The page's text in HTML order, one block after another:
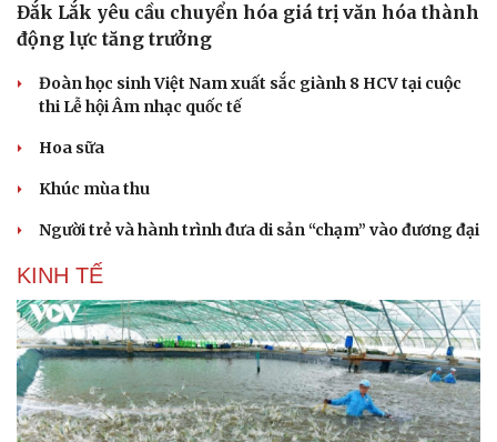
Đắk Lắk yêu cầu chuyển hóa giá trị văn hóa thành
động lực tăng trưởng
Đoàn học sinh Việt Nam xuất sắc giành 8 HCV tại cuộc
thi Lễ hội Âm nhạc quốc tế
Hoa sữa
Khúc mùa thu
Người trẻ và hành trình đưa di sản “chạm” vào đương đại
KINH TẾ